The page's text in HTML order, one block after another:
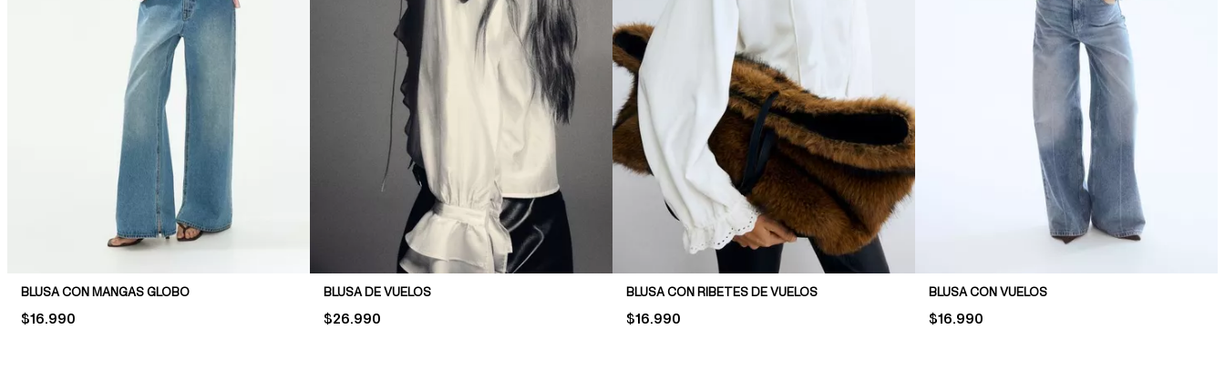
BLUSA CON MANGAS GLOBO
PRICE:
$16.990
BLUSA DE VUELOS
PRICE:
$26.990
BLUSA CON RIBETES DE VUELOS
PRICE:
$16.990
BLUSA CON VUELOS
PRICE:
$16.990